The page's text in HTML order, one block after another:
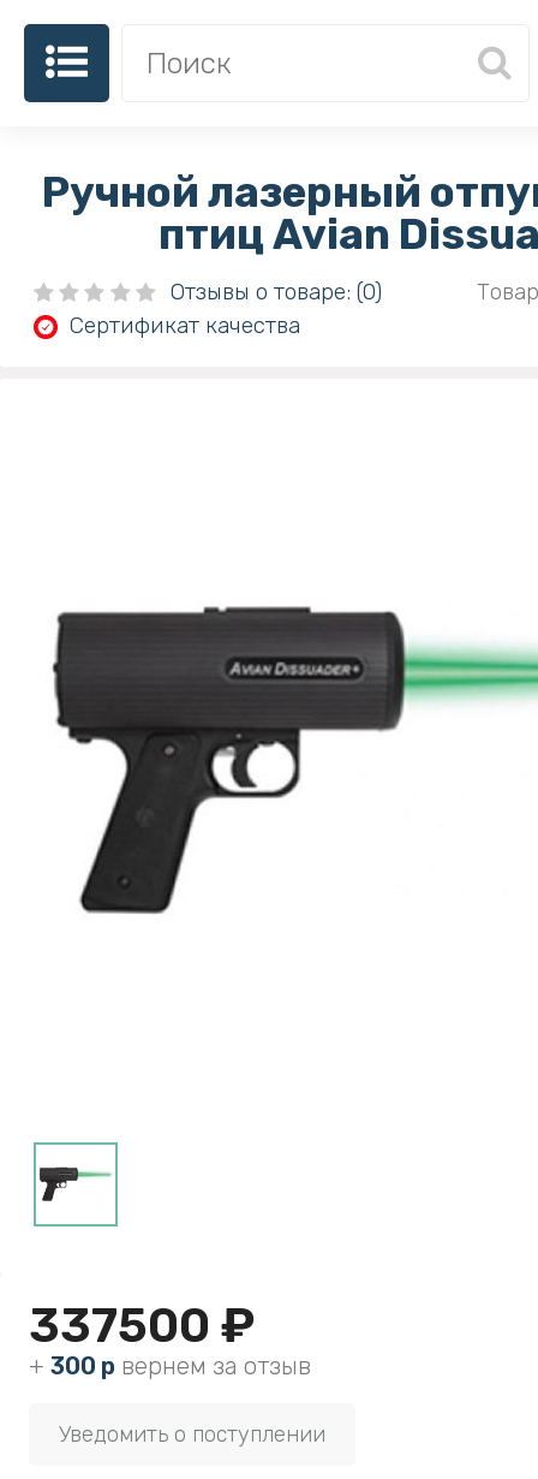
Ручной лазерный
птиц Avian
Отзывы о товаре: (0)
Сертификат качества
337500 ₽
+ 300 р вернем за отзыв
Уведомить о поступлении